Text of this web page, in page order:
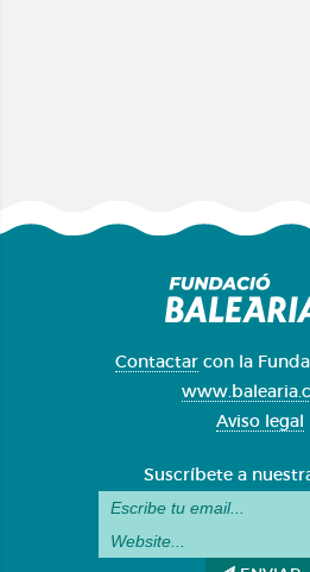
Contactarcon la
Aviso legal
Suscríbete a